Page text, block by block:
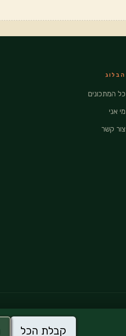
הבלוג
כל המתכונים
מי אני
צור קשר
קבלת הכל